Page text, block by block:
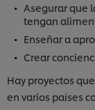
Asegurar que
tengan
Enseñar a
Crear
Hay proyectos
en varios países